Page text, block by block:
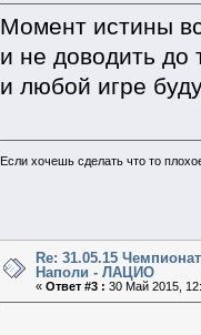
Момент истины
и не доводить
и любой игре
Если хочешь сделать что то
Re: 31.05.15
Наполи - ЛАЦИО
«Ответ #3 : 30 Май 2015,